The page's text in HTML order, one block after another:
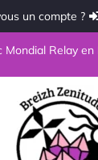
un compte ?
Relay en